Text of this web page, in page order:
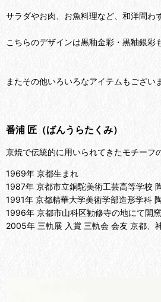
サラダやお肉、お魚料理など、和洋問わ
こちらのデザインは黒釉金彩・黒釉銀彩
またその他いろいろなアイテムもござい
番浦 匠（ばんうらたくみ）
京焼で伝統的に用いられてきたモチーフ
1969年 京都生まれ
1987年 京都市立銅駝美術工芸高等学校
1991年 京都精華大学美術学部造形学科
1996年 京都市山科区勧修寺の地にて開窯
2005年 三軌展 入賞 三軌会 会友 京都、